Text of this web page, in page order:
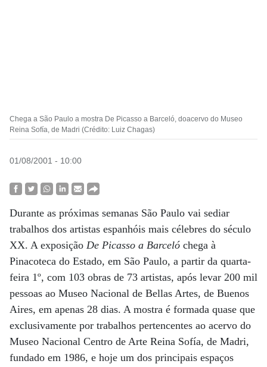
Chega a São Paulo a mostra De Picasso a Barceló, doacervo do Museo
Reina Sofía, de Madri (Crédito: Luiz Chagas)
01/08/2001 - 10:00
Durante as próximas semanas São Paulo vai sediar
trabalhos dos artistas espanhóis mais célebres do século
XX. A exposição De Picasso a Barceló chega à
Pinacoteca do Estado, em São Paulo, a partir da quarta-
feira 1º, com 103 obras de 73 artistas, após levar 200 mil
pessoas ao Museo Nacional de Bellas Artes, de Buenos
Aires, em apenas 28 dias. A mostra é formada quase que
exclusivamente por trabalhos pertencentes ao acervo do
Museo Nacional Centro de Arte Reina Sofía, de Madri,
fundado em 1986, e hoje um dos principais espaços